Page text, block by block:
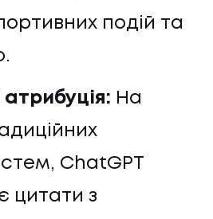
подій та
На
ChatGPT
цитати з